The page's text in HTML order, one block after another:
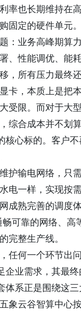
率也长期维持在
固定的硬件单元
：业务高峰期算
、性能调优、能
，所有压力最终
卡，本质上是把
受限。而对于大
综合成本并不划
核心标的。客户
护输电网络，只
电一样，实现按
成熟完善的调度
可靠的网络、
完整生产线。
任何一个环节出
企业需求，其最
体系正是围绕这
五象云谷智算中心